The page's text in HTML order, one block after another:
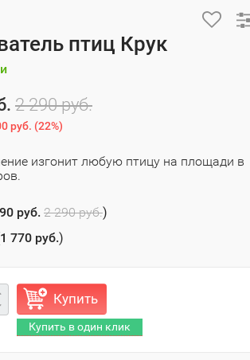
птиц Крук
2 290 руб.
руб. (22%)
изгонит любую птицу на площади в
руб. 2 290 руб.)
1 770 руб.)
Купить